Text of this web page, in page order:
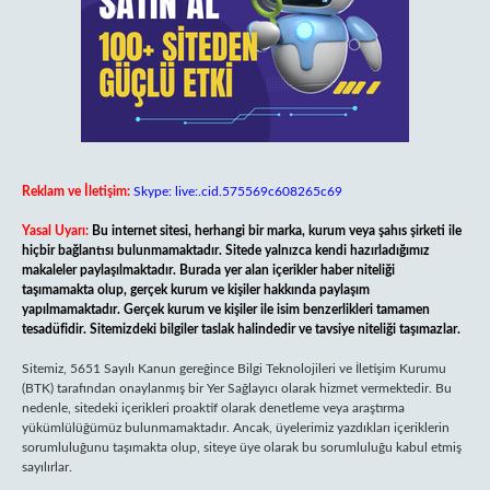
Reklam ve İletişim: Skype: live:.cid.575569c608265c69
Yasal Uyarı: Bu internet sitesi, herhangi bir marka, kurum veya şahıs şirketi ile
hiçbir bağlantısı bulunmamaktadır. Sitede yalnızca kendi hazırladığımız
makaleler paylaşılmaktadır. Burada yer alan içerikler haber niteliği
taşımamakta olup, gerçek kurum ve kişiler hakkında paylaşım
yapılmamaktadır. Gerçek kurum ve kişiler ile isim benzerlikleri tamamen
tesadüfidir. Sitemizdeki bilgiler taslak halindedir ve tavsiye niteliği taşımazlar.
Sitemiz, 5651 Sayılı Kanun gereğince Bilgi Teknolojileri ve İletişim Kurumu
(BTK) tarafından onaylanmış bir Yer Sağlayıcı olarak hizmet vermektedir. Bu
nedenle, sitedeki içerikleri proaktif olarak denetleme veya araştırma
yükümlülüğümüz bulunmamaktadır. Ancak, üyelerimiz yazdıkları içeriklerin
sorumluluğunu taşımakta olup, siteye üye olarak bu sorumluluğu kabul etmiş
sayılırlar.